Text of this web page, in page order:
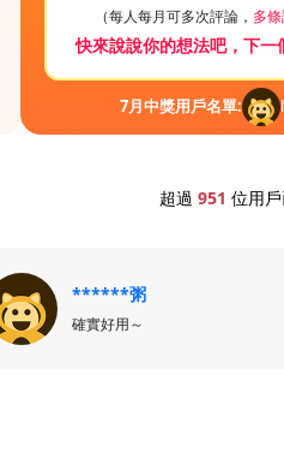
（每人每月可多次評論， 多
快來說說你的想法吧，下一
7
7月中獎用戶名單:
超過 951 位用
******粥
確實好用～